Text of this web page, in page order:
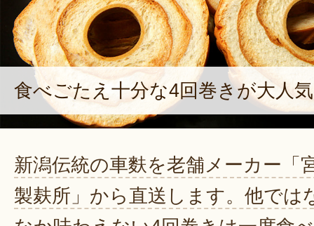
食べごたえ十分な4回巻きが大人
新潟伝統の車麩を老舗メーカー「
製麸所」から直送します。他では